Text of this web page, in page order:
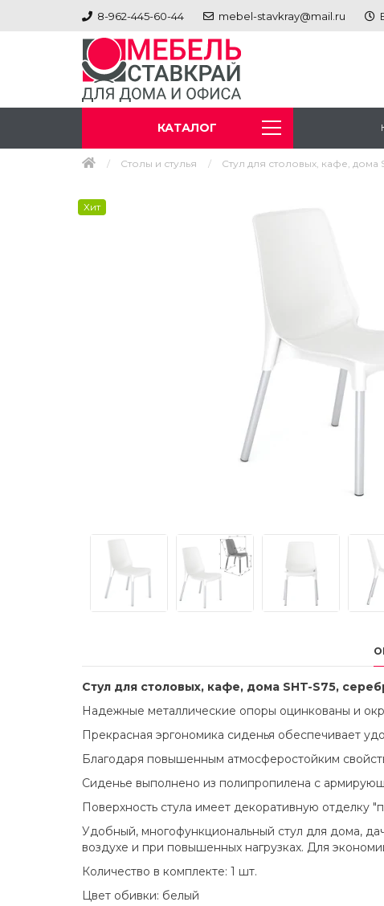
8-962-445-60-44 mebel-stavkray@mail.ru
КАТАЛОГ
Столы и стулья Стул для столовых, кафе, дома
Хит
Стул для столовых, кафе, дома SHT-S75,
Надежные металлические опоры оцинкованы и
Прекрасная эргономика сиденья обеспечивает
Благодаря повышенным атмосферостойким
Сиденье выполнено из полипропилена с
Поверхность стула имеет декоративную отделку
Удобный, многофункциональный стул для дома,
воздухе и при повышенных нагрузках. Для
Количество в комплекте: 1 шт.
Цвет обивки: белый